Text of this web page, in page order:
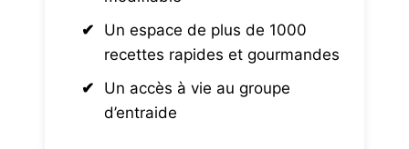
Un espace de plus de 1000
recettes rapides et gourmandes
Un accès à vie au groupe
d’entraide